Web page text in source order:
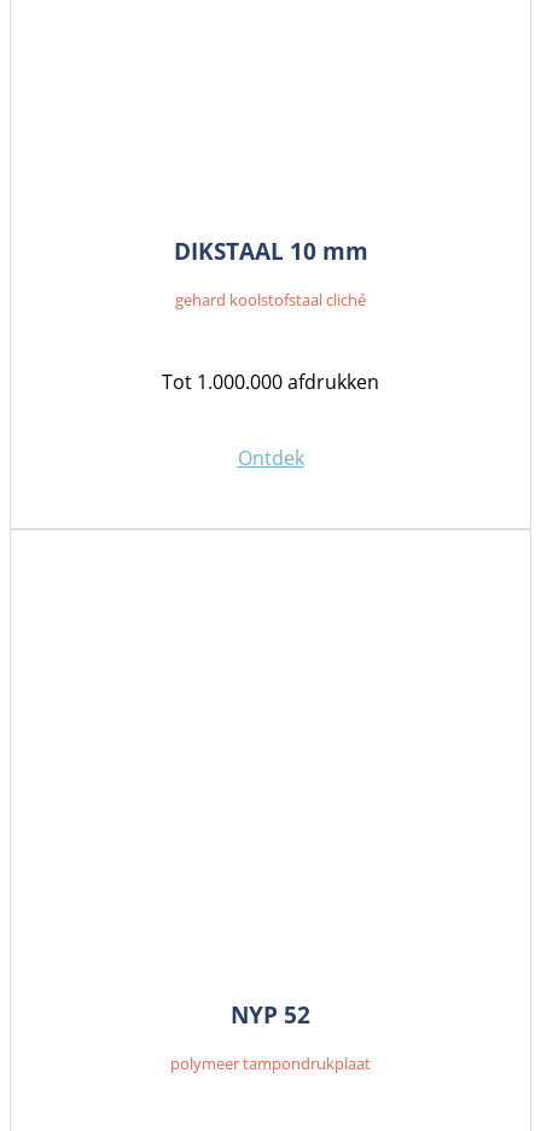
DIKSTAAL 10 mm
gehard koolstofstaal cliché
Tot 1.000.000 afdrukken
Ontdek
NYP 52
polymeer tampondrukplaat